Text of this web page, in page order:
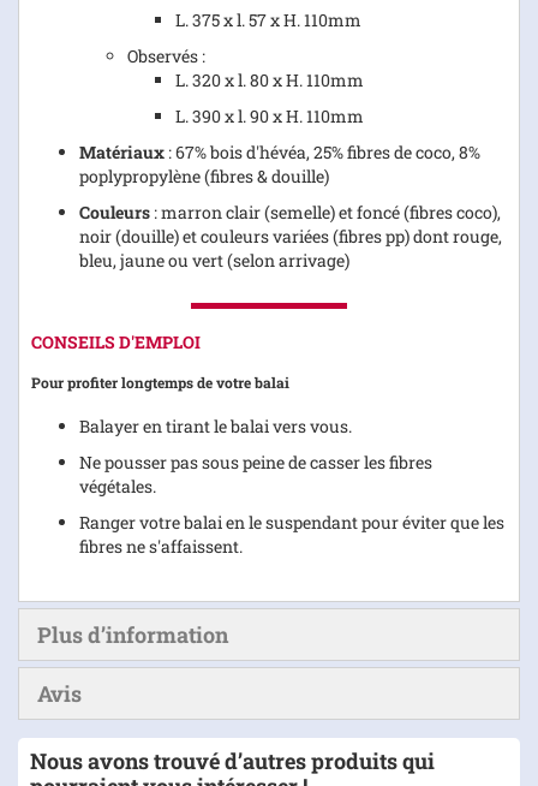
L. 375 x l. 57 x H. 110mm
Observés :
L. 320 x l. 80 x H. 110mm
L. 390 x l. 90 x H. 110mm
Matériaux : 67% bois d'hévéa, 25% fibres de coco, 8%
poplypropylène (fibres & douille)
Couleurs : marron clair (semelle) et foncé (fibres coco),
noir (douille) et couleurs variées (fibres pp) dont rouge,
bleu, jaune ou vert (selon arrivage)
CONSEILS D'EMPLOI
Pour profiter longtemps de votre balai
Balayer en tirant le balai vers vous.
Ne pousser pas sous peine de casser les fibres
végétales.
Ranger votre balai en le suspendant pour éviter que les
fibres ne s'affaissent.
Plus d’information
Avis
Nous avons trouvé d’autres produits qui